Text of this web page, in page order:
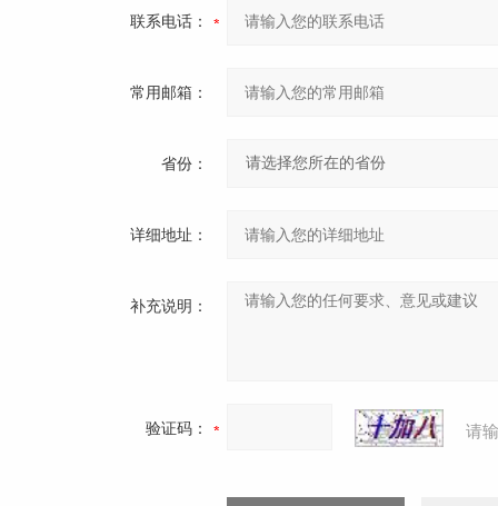
联系电话：
常用邮箱：
省份：
详细地址：
补充说明：
验证码： 请